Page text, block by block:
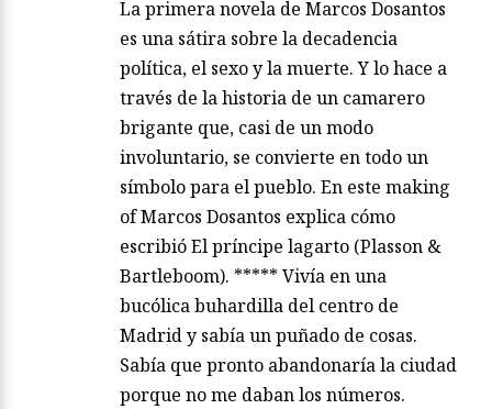
La primera novela de Marcos Dosantos
es una sátira sobre la decadencia
política, el sexo y la muerte. Y lo hace a
través de la historia de un camarero
brigante que, casi de un modo
involuntario, se convierte en todo un
símbolo para el pueblo. En este making
of Marcos Dosantos explica cómo
escribió El príncipe lagarto (Plasson &
Bartleboom). ***** Vivía en una
bucólica buhardilla del centro de
Madrid y sabía un puñado de cosas.
Sabía que pronto abandonaría la ciudad
porque no me daban los números.